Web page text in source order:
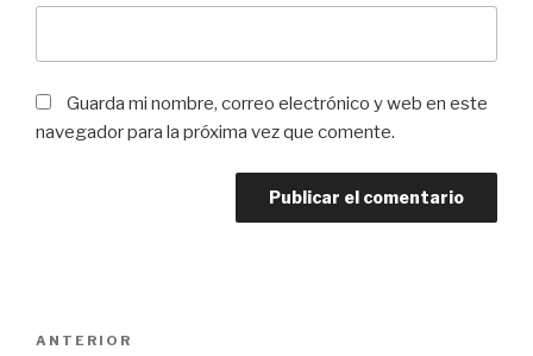
Guarda mi nombre, correo electrónico y web en este
navegador para la próxima vez que comente.
Entrada
ANTERIOR